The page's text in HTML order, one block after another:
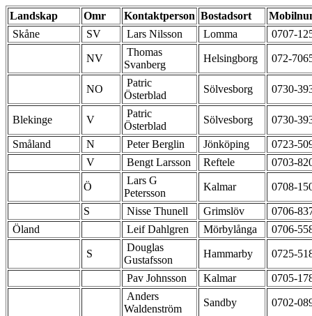
Landskap Omr Kontaktperson Bostadsort
Skåne
SV Lars Nilsson Lomma 0707-
NV
Thomas
Svanberg
Helsingborg 072-
NO
Patric
Österblad
Sölvesborg 0730-
Blekinge V
Patric
Österblad
Sölvesborg 0730-
Småland N Peter Berglin Jönköping
0723-
V
Bengt Larsson Reftele 0703-
Ö
Lars G
Petersson
Kalmar 0708-
S Nisse Thunell Grimslöv
0706-
Öland
Leif Dahlgren Mörbylånga 0706-
S
Douglas
Gustafsson
Hammarby 0725-
Pav Johnsson Kalmar
0705-
Anders
Waldenström
Sandby 0702-